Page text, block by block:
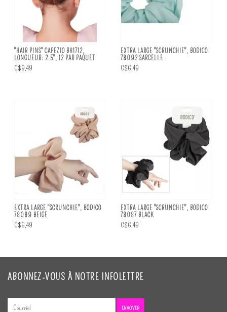
"HAIR PINS" CAPEZIO BH1712,
LONGUEUR: 2.5", 12 PAR PAQUET
C$9,49
EXTRA LARGE "SCRUNCHIE", BODICO
78092 SARCELLE
C$6,49
EXTRA LARGE "SCRUNCHIE", BODICO
78089 BEIGE
C$6,49
EXTRA LARGE "SCRUNCHIE", BODICO
78087 BLACK
C$6,49
ABONNEZ-VOUS À NOTRE INFOLETTRE
ENVOYER